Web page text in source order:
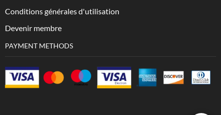
Conditions générales d'utilisation
Devenir membre
PAYMENT METHODS